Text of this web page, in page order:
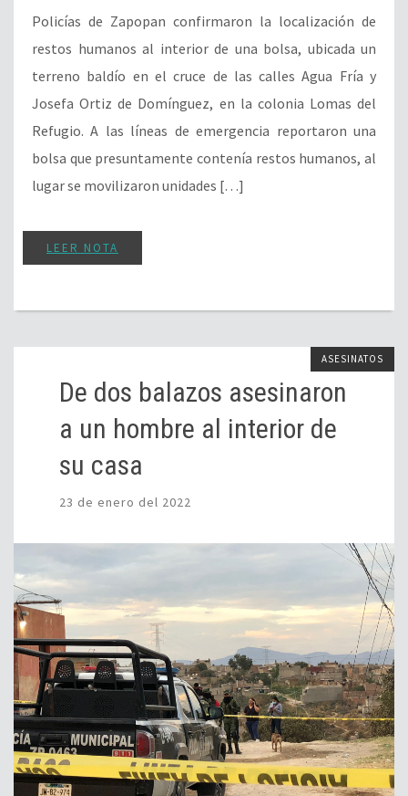
Policías de Zapopan confirmaron la localización de
restos humanos al interior de una bolsa, ubicada un
terreno baldío en el cruce de las calles Agua Fría y
Josefa Ortiz de Domínguez, en la colonia Lomas del
Refugio. A las líneas de emergencia reportaron una
bolsa que presuntamente contenía restos humanos, al
lugar se movilizaron unidades […]
LEER NOTA
ASESINATOS
De dos balazos asesinaron
a un hombre al interior de
su casa
23 de enero del 2022